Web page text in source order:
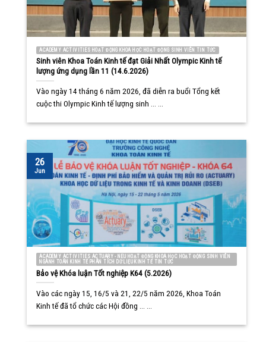
ACADEMY ACTIVITIES HOẠT ĐỘNG KHOA HỌC HOẠT ĐỘNG SINH VIÊN TIN TỨC
Sinh viên Khoa Toán Kinh tế đạt Giải Nhất Olympic Kinh tế
lượng ứng dụng lần 11 (14.6.2026)
Vào ngày 14 tháng 6 năm 2026, đã diễn ra buổi Tổng kết
cuộc thi Olympic Kinh tế lượng sinh ... ...
ACADEMY ACTIVITIES ACTUARY - NEU HOẠT ĐỘNG KHOA HỌC HOẠT ĐỘNG SINH VIÊN
NGÀNH TOÁN KINH TẾ PHÂN TÍCH DỮ LIỆU KINH TẾ TIN TỨC
Bảo vệ Khóa luận Tốt nghiệp K64 (5.2026)
Vào các ngày 15, 16/5 và 21, 22/5 năm 2026, Khoa Toán
Kinh tế đã tổ chức các Hội đồng ... ...
26
Jun